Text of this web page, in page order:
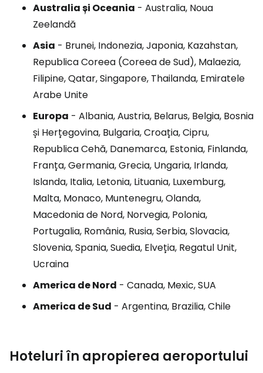
Australia și Oceania - Australia, Noua
Zeelandă
Asia - Brunei, Indonezia, Japonia, Kazahstan,
Republica Coreea (Coreea de Sud), Malaezia,
Filipine, Qatar, Singapore, Thailanda, Emiratele
Arabe Unite
Europa - Albania, Austria, Belarus, Belgia, Bosnia
și Herțegovina, Bulgaria, Croația, Cipru,
Republica Cehă, Danemarca, Estonia, Finlanda,
Franța, Germania, Grecia, Ungaria, Irlanda,
Islanda, Italia, Letonia, Lituania, Luxemburg,
Malta, Monaco, Muntenegru, Olanda,
Macedonia de Nord, Norvegia, Polonia,
Portugalia, România, Rusia, Serbia, Slovacia,
Slovenia, Spania, Suedia, Elveția, Regatul Unit,
Ucraina
America de Nord - Canada, Mexic, SUA
America de Sud - Argentina, Brazilia, Chile
Hoteluri în apropierea aeroportului